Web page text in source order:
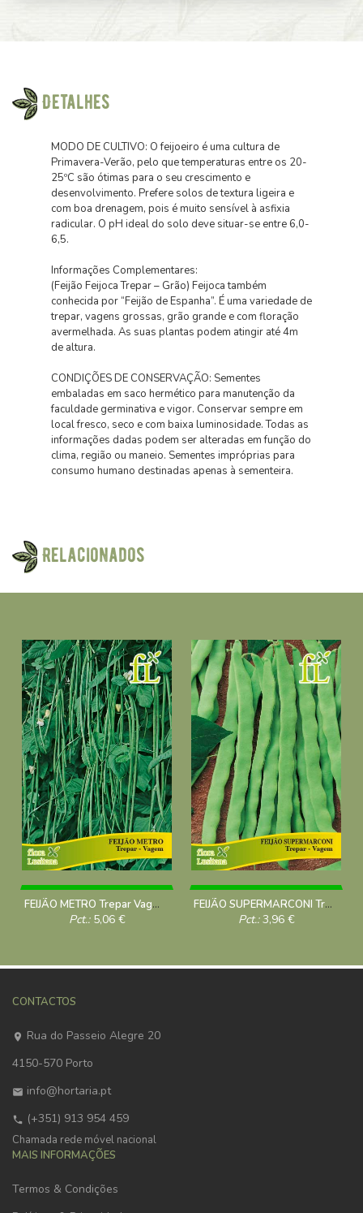
Detalhes
MODO DE CULTIVO: O feijoeiro é uma cultura de
Primavera-Verão, pelo que temperaturas entre os 20-
25ºC são ótimas para o seu crescimento e
desenvolvimento. Prefere solos de textura ligeira e
com boa drenagem, pois é muito sensível à asfixia
radicular. O pH ideal do solo deve situar-se entre 6,0-
6,5.
Informações Complementares:
(Feijão Feijoca Trepar – Grão) Feijoca também
conhecida por “Feijão de Espanha”. É uma variedade de
trepar, vagens grossas, grão grande e com floração
avermelhada. As suas plantas podem atingir até 4m
de altura.
CONDIÇÕES DE CONSERVAÇÃO: Sementes
embaladas em saco hermético para manutenção da
faculdade germinativa e vigor. Conservar sempre em
local fresco, seco e com baixa luminosidade. Todas as
informações dadas podem ser alteradas em função do
clima, região ou maneio. Sementes impróprias para
consumo humano destinadas apenas à sementeira.
Relacionados
FEIJÃO METRO Trepar Vagem 100 Grs
Pct.: 5,06 €
FEIJÃO SUPERMARCONI Trepar-Vagem 100g
Pct.:3,96 €
CONTACTOS
Rua do Passeio Alegre 20
4150-570 Porto
info@hortaria.pt
(+351) 913 954 459
Chamada rede móvel nacional
MAIS INFORMAÇÕES
Termos & Condições